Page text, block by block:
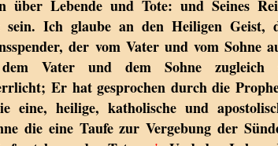
über Lebende und Tote: und Seines
sein. Ich glaube an den Heiligen Geist,
der vom Vater und vom Sohne
Vater und dem Sohne zugleich
Er hat gesprochen durch die
eine, heilige, katholische und
die eine Taufe zur Vergebung der